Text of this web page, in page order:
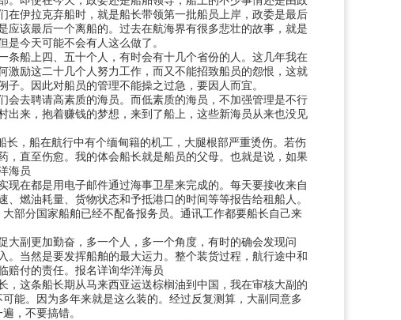
伊拉克弃船时，就是船长带领第一批船员上岸，政委是最后
该最后一个离船的。过去在航海界有很多悲壮的故事，就是
今天可能不会有人这么做了。
船上四、五十个人，有时会有十几个省份的人。这几年我在
励这二十几个人努力工作，而又不能招致船员的怨恨，这就
。因此对船员的管理不能操之过急，要因人而宜。
去聘请高素质的海员。而低素质的海员，不加强管理是不行
出来，抱着赚钱的梦想，来到了船上，这些新海员从来也没见
长，船在航行中有个缅甸籍的机工，大腿根部严重烫伤。若伤
，直至伤愈。我的体会船长就是船员的父母。也就是说，如果
海员
在都是用电子邮件通过海事卫星来完成的。每天要接收来自
燃油耗量、货物状态和予抵港口的时间等等报告给租船人。
部分国家船舶已经不配备报务员。通讯工作都要船长自己来
副更加勤奋，多一个人，多一个角度，有时的确会发现问
当然是要发挥船舶的最大运力。整个装货过程，航行途中和
赔付的责任。 报名详询华洋海员
这条船长期从马来西亚运送棕榈油到中国，我在审核大副的
能。因为多年来就是这么装的。经过反复测算，大副同意多
，不要搞错。